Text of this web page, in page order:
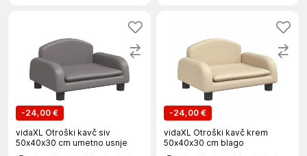
-24,00 €
vidaXL Otroški kavč siv
50x40x30 cm umetno usnje
-24,00 €
vidaXL Otroški kavč krem
50x40x30 cm blago